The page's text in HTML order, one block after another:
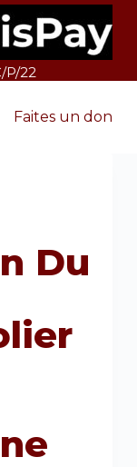
P/22
Faites un don
Du